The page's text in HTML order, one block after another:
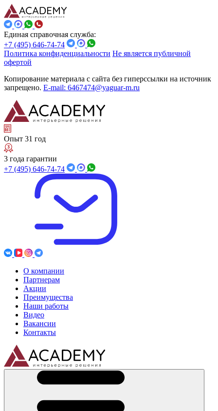
Единая справочная служба:
+7 (495) 646-74-74
Политика конфиденциальности Не является публичной
офертой
Копирование материала с сайта без гиперссылки на источник
запрещено. E-mail: 6467474@yaguar-m.ru
Опыт 31 год
3 года гарантии
+7 (495) 646-74-74
О компании
Партнерам
Акции
Преимущества
Наши работы
Видео
Вакансии
Контакты